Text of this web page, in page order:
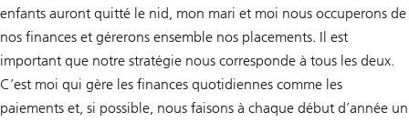
enfants auront quitté le nid, mon mari et moi nous occuperons de
nos finances et gérerons ensemble nos placements. Il est
important que notre stratégie nous corresponde à tous les deux.
C’est moi qui gère les finances quotidiennes comme les
paiements et, si possible, nous faisons à chaque début d’année un